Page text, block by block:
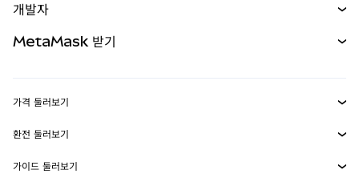
무기한 선물
실물자산
개발자
MetaMask Connect
Snaps
MetaMask 받기
보안
가격 둘러보기
이더리움 가격
솔라나 가격
환전 둘러보기
ETH를 USD로 환전
가이드 둘러보기